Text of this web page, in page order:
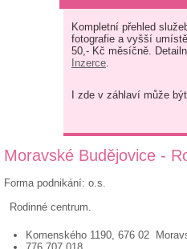
Kompletní přehled
fotografie a vyšší
50,- Kč měsíčně.
Inzerce.
I zde v záhlaví může
Moravské Budějovice -
Forma podnikání: o.s.
Rodinné centrum.
Komenského 1190, 676 02